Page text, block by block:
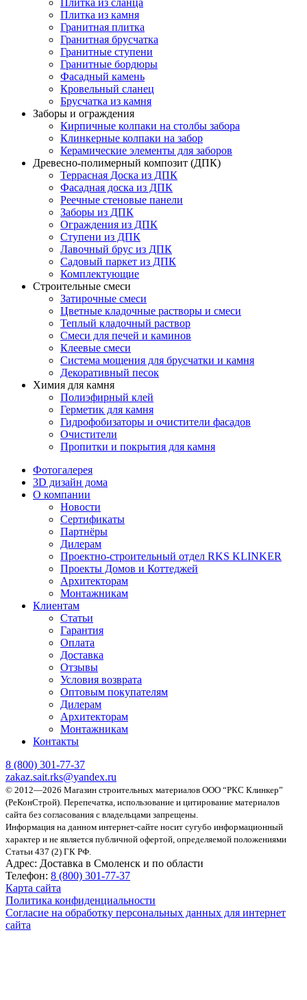
Плитка из сланца
Плитка из камня
Гранитная плитка
Гранитная брусчатка
Гранитные ступени
Гранитные бордюры
Фасадный камень
Кровельный сланец
Брусчатка из камня
Заборы и ограждения
Кирпичные колпаки на столбы забора
Клинкерные колпаки на забор
Керамические элементы для заборов
Древесно-полимерный композит (ДПК)
Террасная Доска из ДПК
Фасадная доска из ДПК
Реечные стеновые панели
Заборы из ДПК
Ограждения из ДПК
Ступени из ДПК
Лавочный брус из ДПК
Садовый паркет из ДПК
Комплектующие
Строительные смеси
Затирочные смеси
Цветные кладочные растворы и смеси
Теплый кладочный раствор
Смеси для печей и каминов
Клеевые смеси
Система мощения для брусчатки и камня
Декоративный песок
Химия для камня
Полиэфирный клей
Герметик для камня
Гидрофобизаторы и очистители фасадов
Очистители
Пропитки и покрытия для камня
Фотогалерея
3D дизайн дома
О компании
Новости
Сертификаты
Партнёры
Дилерам
Проектно-строительный отдел RKS KLINKER
Проекты Домов и Коттеджей
Архитекторам
Монтажникам
Клиентам
Статьи
Гарантия
Оплата
Доставка
Отзывы
Условия возврата
Оптовым покупателям
Дилерам
Архитекторам
Монтажникам
Контакты
8 (800) 301-77-37
zakaz.sait.rks@yandex.ru
© 2012—2026 Магазин строительных материалов ООО “РКС Клинкер”
(РеКонСтрой). Перепечатка, использование и цитирование материалов
сайта без согласования с владельцами запрещены.
Информация на данном интернет-сайте носит сугубо информационный
характер и не является публичной офертой, определяемой положениями
Статьи 437 (2) ГК РФ.
Адрес: Доставка в Смоленск и по области
Телефон: 8 (800) 301-77-37
Карта сайта
Политика конфиденциальности
Согласие на обработку персональных данных для интернет
сайта